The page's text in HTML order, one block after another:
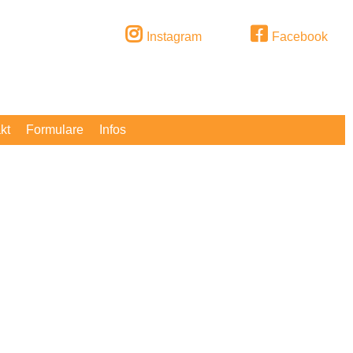
Instagram Facebook
Formulare Infos